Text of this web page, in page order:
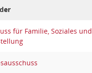
für Familie, Soziales und